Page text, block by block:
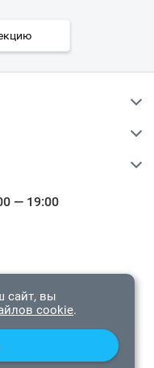
— 19:00
защищены.
сайт, вы
cookie.